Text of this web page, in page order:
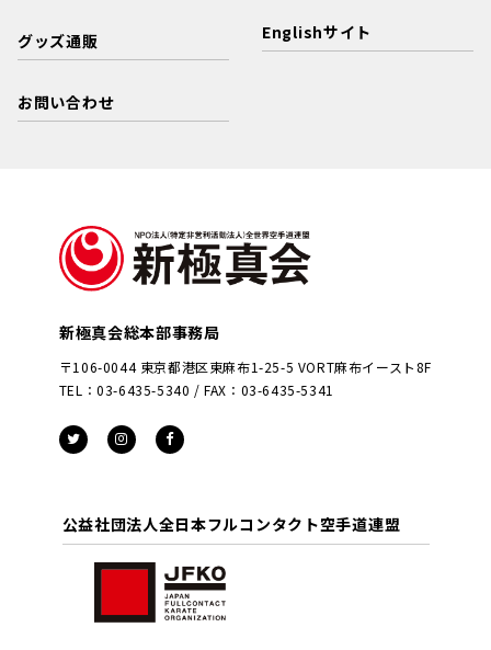
グッズ通販
お問い合わせ
Englishサイト
新極真会総本部事務局
〒106-0044 東京都港区東麻布1-25-5 VORT麻布イースト8F
TEL：03-6435-5340 / FAX：03-6435-5341
公益社団法人全日本フルコンタクト空手道連盟